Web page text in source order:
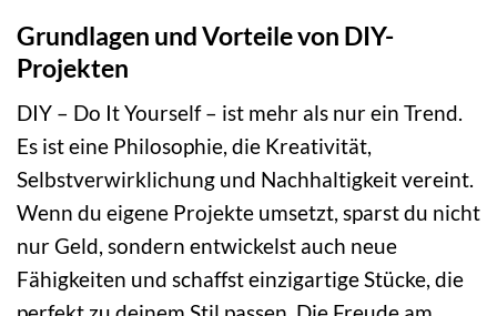
Grundlagen und Vorteile von DIY-
Projekten
DIY – Do It Yourself – ist mehr als nur ein Trend.
Es ist eine Philosophie, die Kreativität,
Selbstverwirklichung und Nachhaltigkeit vereint.
Wenn du eigene Projekte umsetzt, sparst du nicht
nur Geld, sondern entwickelst auch neue
Fähigkeiten und schaffst einzigartige Stücke, die